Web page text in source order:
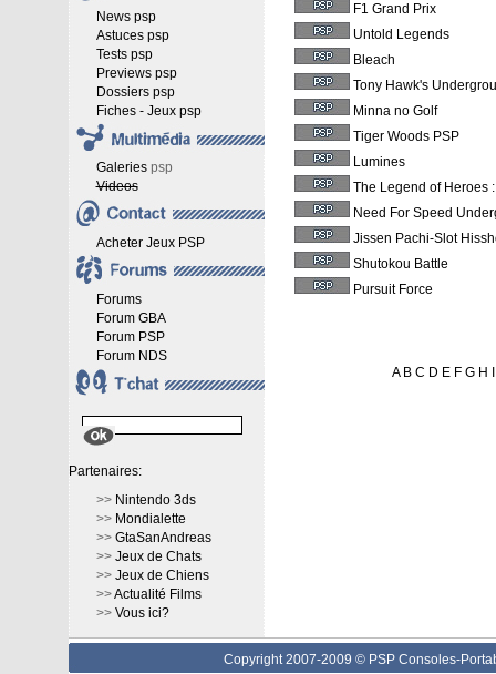
News psp
Astuces psp
Tests psp
Previews psp
Dossiers psp
Fiches - Jeux psp
Galeriespsp
Videos
Acheter Jeux PSP
Forums
Forum GBA
Forum PSP
Forum NDS
Partenaires:
>> Nintendo 3ds
>> Mondialette
>> GtaSanAndreas
>> Jeux de Chats
>> Jeux de Chiens
>>Actualité Films
>> Vous ici?
F1 Grand Prix
Untold Legends
Bleach
Tony Hawk's
Minna no Golf
Tiger Woods PSP
Lumines
The Legend of Heroes
Need For Speed
Jissen Pachi-Slot
Shutokou Battle
Pursuit Force
A B C D E F G H
Copyright 2007-2009 © PSP Consoles-